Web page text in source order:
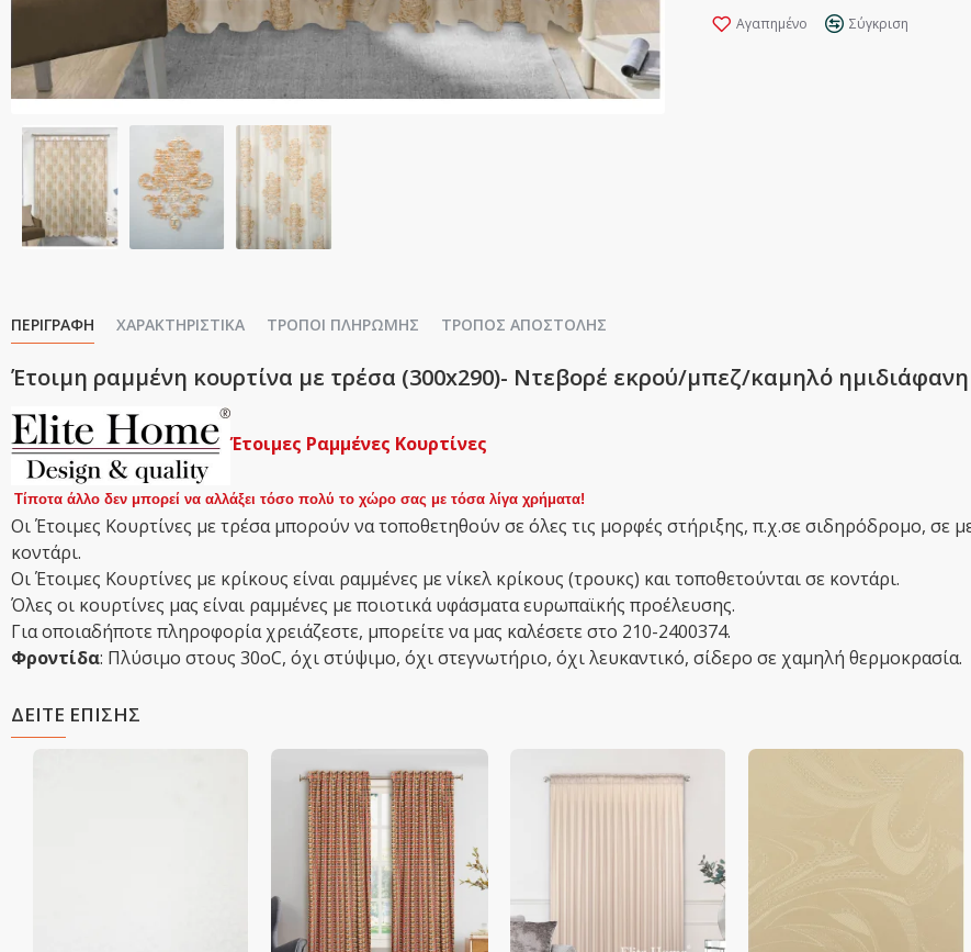
Αγαπημένο Σύγκριση
ΠΕΡΙΓΡΑΦΉ ΧΑΡΑΚΤΗΡΙΣΤΙΚΆ ΤΡΌΠΟΙ ΠΛΗΡΩΜΉΣ ΤΡΌΠΟΣ ΑΠΟΣΤΟΛΉΣ
Έτοιμη ραμμένη κουρτίνα με τρέσα (300x290)- Ντεβορέ εκρού/μπεζ/καμηλό
Έτοιμες Ραμμένες Κουρτίνες
Τίποτα άλλο δεν μπορεί να αλλάξει τόσο πολύ το χώρο σας με τόσα λίγα χρήματα!
Οι Έτοιμες Κουρτίνες με τρέσα μπορούν να τοποθετηθούν σε όλες τις μορφές στήριξης, π.χ.σε σιδηρόδρομο, σε
κοντάρι.
Οι Έτοιμες Κουρτίνες με κρίκους είναι ραμμένες με νίκελ κρίκους (τρουκς) και τοποθετούνται σε κοντάρι.
Όλες οι κουρτίνες μας είναι ραμμένες με ποιοτικά υφάσματα ευρωπαϊκής προέλευσης.
Για οποιαδήποτε πληροφορία χρειάζεστε, μπορείτε να μας καλέσετε στο 210-2400374.
Φροντίδα: Πλύσιμο στους 30οC, όχι στύψιμο, όχι στεγνωτήριο, όχι λευκαντικό, σίδερο σε χαμηλή θερμοκρασία.
ΔΕΙΤΕ ΕΠΙΣΗΣ